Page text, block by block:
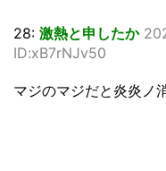
28: 激熱と申したか
ID:xB7rNJv50
マジのマジだと炎炎ノ